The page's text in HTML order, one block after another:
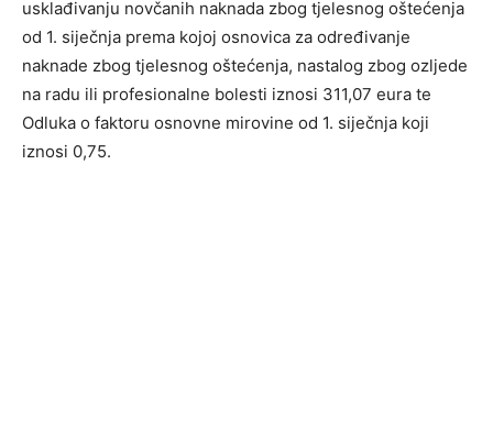
usklađivanju novčanih naknada zbog tjelesnog oštećenja
od 1. siječnja prema kojoj osnovica za određivanje
naknade zbog tjelesnog oštećenja, nastalog zbog ozljede
na radu ili profesionalne bolesti iznosi 311,07 eura te
Odluka o faktoru osnovne mirovine od 1. siječnja koji
iznosi 0,75.